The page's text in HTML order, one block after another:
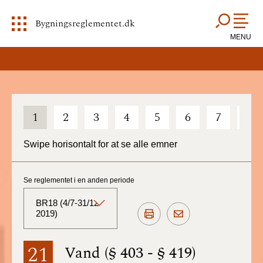
Bygningsreglementet.dk
MENU
1 2 3 4 5 6 7
Swipe horisontalt for at se alle emner
21 Vand (§ 403 - § 419)
Se reglementet i en anden periode
BR18 (4/7-31/12
2019)
BR18 (Aktuelt)